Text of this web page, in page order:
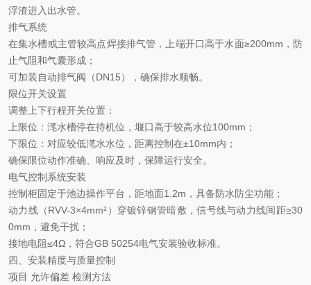
浮渣进入出水管。
排气系统
在集水槽或主管较高点焊接排气管，上端开口高于水面≥200mm，防
止气阻和气囊形成；
可加装自动排气阀（DN15），确保排水顺畅。
限位开关设置
调整上下行程开关位置：
上限位：滗水槽停在待机位，堰口高于较高水位100mm；
下限位：对应较低滗水水位，距离控制在±10mm内；
确保限位动作准确、响应及时，保障运行安全。
电气控制系统安装
控制柜固定于池边操作平台，距地面1.2m，具备防水防尘功能；
动力线（RVV-3×4mm²）穿镀锌钢管暗敷，信号线与动力线间距≥30
0mm，避免干扰；
接地电阻≤4Ω，符合GB 50254电气安装验收标准。
四、安装精度与质量控制
项目 允许偏差 检测方法